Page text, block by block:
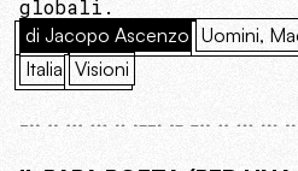
globali.
di Jacopo Ascenzo Uomini,
Italia Visioni